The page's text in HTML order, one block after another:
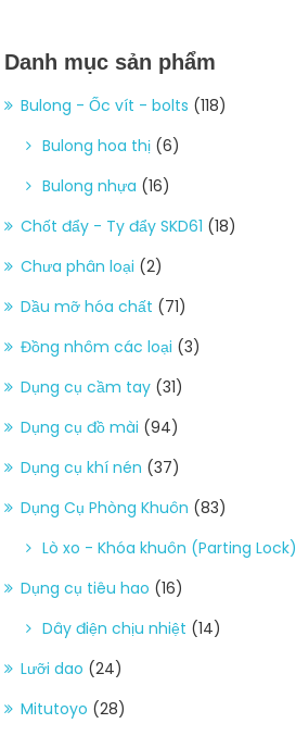
Danh mục sản phẩm
Bulong - Ốc vít - bolts (118)
Bulong hoa thị (6)
Bulong nhựa (16)
Chốt đẩy - Ty đẩy SKD61 (18)
Chưa phân loại (2)
Dầu mỡ hóa chất (71)
Đồng nhôm các loại (3)
Dụng cụ cầm tay (31)
Dụng cụ đồ mài (94)
Dụng cụ khí nén (37)
Dụng Cụ Phòng Khuôn (83)
Lò xo - Khóa khuôn (Parting Lock)
Dụng cụ tiêu hao (16)
Dây điện chịu nhiệt (14)
Lưỡi dao (24)
Mitutoyo (28)